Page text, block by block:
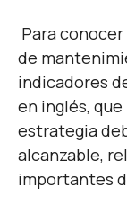
Para
de
indicadores
en inglés,
estrategia
alcanzable,
importantes